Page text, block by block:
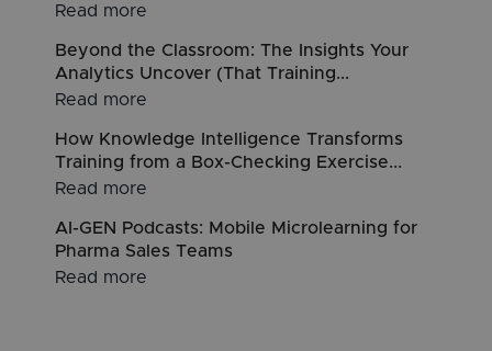
Read more
Beyond the Classroom: The Insights Your
Analytics Uncover (That Training...
Read more
How Knowledge Intelligence Transforms
Training from a Box-Checking Exercise...
Read more
AI-GEN Podcasts: Mobile Microlearning for
Pharma Sales Teams
Read more